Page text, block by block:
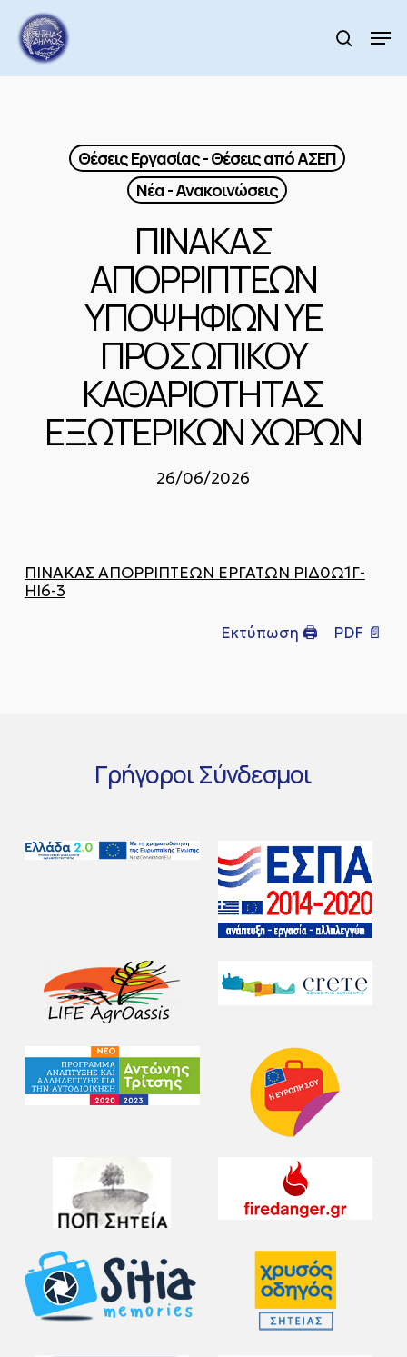
main
content
search
Θέσεις Εργασίας - Θέσεις από ΑΣΕΠ
Νέα - Ανακοινώσεις
ΠΙΝΑΚΑΣ
ΑΠΟΡΡΙΠΤΕΩΝ
ΥΠΟΨΗΦΙΩΝ ΥΕ
ΠΡΟΣΩΠΙΚΟΥ
ΚΑΘΑΡΙΟΤΗΤΑΣ
ΕΞΩΤΕΡΙΚΩΝ ΧΩΡΩΝ
26/06/2026
ΠΙΝΑΚΑΣ ΑΠΟΡΡΙΠΤΕΩΝ ΕΡΓΑΤΩΝ ΡΙΔ0Ω1Γ-
ΗΙ6-3
Εκτύπωση 🖨 PDF 📄
ΓρήγοροιΣύνδεσμοι
Menu